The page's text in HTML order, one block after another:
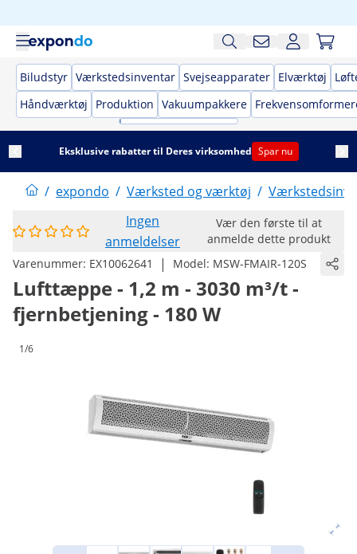
Biludstyr Værkstedsinventar Svejseapparater Elværktøj
Håndværktøj
Produktion Vakuumpakkere
Eksklusive rabatter til Deres virksomhed Spar nu
/ expondo / Værksted og værktøj /
Ingen
anmeldelser
Vær den første til at
anmelde dette produkt
Varenummer: EX10062641 | Model: MSW-FMAIR-120S
Lufttæppe - 1,2 m - 3030 m³/t -
fjernbetjening - 180 W
1/6